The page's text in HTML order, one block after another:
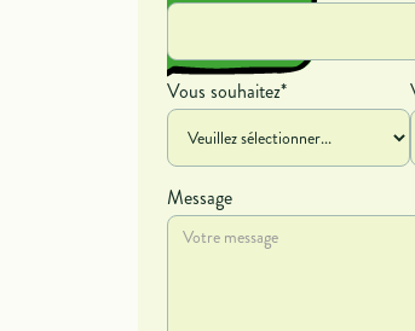
Vous souhaitez*
Message